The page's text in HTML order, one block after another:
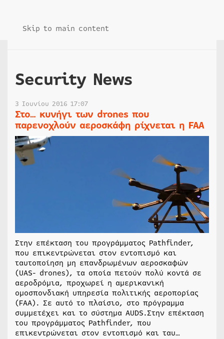
Skip to main content
Security News
3 Ιουνίου 2016 17:07
Στο… κυνήγι των drones που
παρενοχλούν αεροσκάφη ρίχνεται η FAA
Στην επέκταση του προγράμματος Pathfinder,
που επικεντρώνεται στον εντοπισμό και
ταυτοποίηση μη επανδρωμένων αεροσκαφών
(UAS- drones), τα οποία πετούν πολύ κοντά σε
αεροδρόμια, προχωρεί η αμερικανική
ομοσπονδιακή υπηρεσία πολιτικής αεροπορίας
(FAA). Σε αυτό το πλαίσιο, στο πρόγραμμα
συμμετέχει και το σύστημα AUDS.Στην επέκταση
του προγράμματος Pathfinder, που
επικεντρώνεται στον εντοπισμό και ταυ…